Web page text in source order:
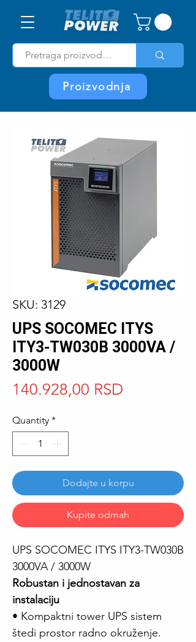
Proizvodnja
SKU: 3129
UPS SOCOMEC ITYS
ITY3-TW030B 3000VA /
3000W
140.928,00 RSD
Quantity *
Dodajte u korpu
Kupite odmah
UPS SOCOMEC ITYS ITY3-TW030B
3000VA / 3000W
Robustan i jednostavan za
instalaciju
• Kompaktni tower UPS sistem
štedi prostor radno okruženje.